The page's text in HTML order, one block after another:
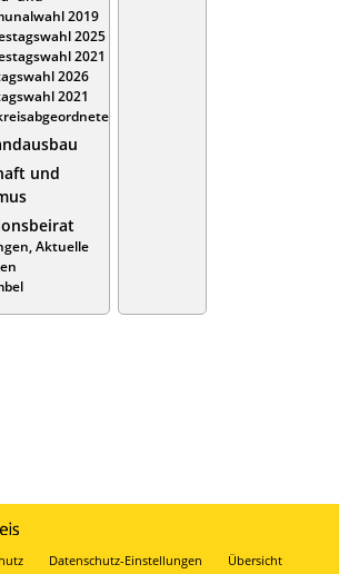
2019
2025
2021
2026
2021
und
Aktuelle
Datenschutz-Einstellungen
Übersicht